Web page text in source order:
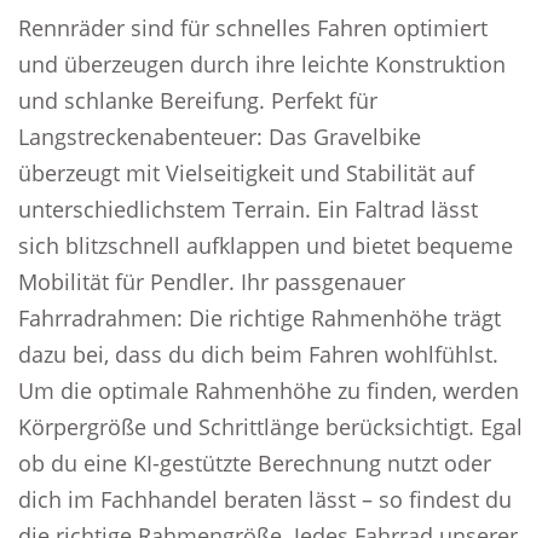
Rennräder sind für schnelles Fahren optimiert
und überzeugen durch ihre leichte Konstruktion
und schlanke Bereifung. Perfekt für
Langstreckenabenteuer: Das Gravelbike
überzeugt mit Vielseitigkeit und Stabilität auf
unterschiedlichstem Terrain. Ein Faltrad lässt
sich blitzschnell aufklappen und bietet bequeme
Mobilität für Pendler. Ihr passgenauer
Fahrradrahmen: Die richtige Rahmenhöhe trägt
dazu bei, dass du dich beim Fahren wohlfühlst.
Um die optimale Rahmenhöhe zu finden, werden
Körpergröße und Schrittlänge berücksichtigt. Egal
ob du eine KI-gestützte Berechnung nutzt oder
dich im Fachhandel beraten lässt – so findest du